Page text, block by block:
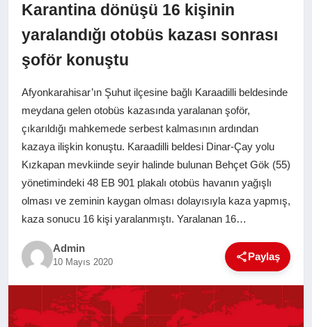
SPOR
EKONOMI
SAĞLIK
EĞITIM
Karantina dönüşü 16 kişinin
yaralandığı otobüs kazası sonrası
şoför konuştu
Afyonkarahisar’ın Şuhut ilçesine bağlı Karaadilli beldesinde
meydana gelen otobüs kazasında yaralanan şoför,
çıkarıldığı mahkemede serbest kalmasının ardından
kazaya ilişkin konuştu. Karaadilli beldesi Dinar-Çay yolu
Kızkapan mevkiinde seyir halinde bulunan Behçet Gök (55)
yönetimindeki 48 EB 901 plakalı otobüs havanın yağışlı
olması ve zeminin kaygan olması dolayısıyla kaza yapmış,
kaza sonucu 16 kişi yaralanmıştı. Yaralanan 16…
Admin
10 Mayıs 2020 Paylaş